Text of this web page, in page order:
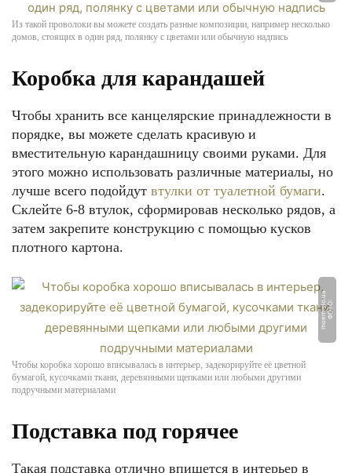
Из такой проволоки вы можете создать разные композиции, например несколько
домов, стоящих в один ряд, полянку с цветами или обычную надпись
Коробка для карандашей
Чтобы хранить все канцелярские принадлежности в
порядке, вы можете сделать красивую и
вместительную карандашницу своими руками. Для
этого можно использовать различные материалы, но
лучше всего подойдут втулки от туалетной бумаги.
Склейте 6-8 втулок, сформировав несколько рядов, а
затем закрепите конструкцию с помощью кусков
плотного картона.
Ф
О
Т
О:
m
o
e
mi
s
t
o.
u
a
Чтобы коробка хорошо вписывалась в интерьер, задекорируйте её цветной
бумагой, кусочками ткани, деревянными щепками или любыми другими
подручными материалами
Подставка под горячее
Такая подставка отлично впишется в интерьер в